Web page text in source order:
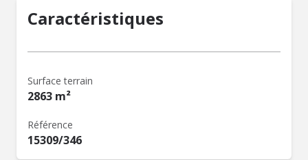
Caractéristiques
Surface terrain
2863 m²
Référence
15309/346